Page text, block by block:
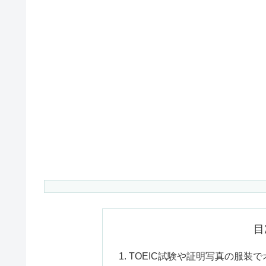
TOEIC試験や証明写真の服装で